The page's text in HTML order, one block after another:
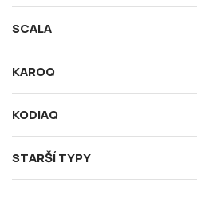
SCALA
KAROQ
KODIAQ
STARŠÍ TYPY